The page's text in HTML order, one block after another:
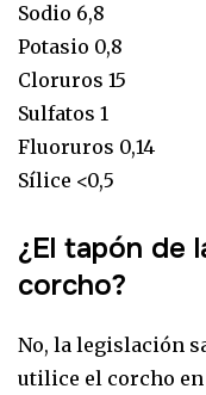
Sodio 6,8
Potasio 0,8
Cloruros 15
Sulfatos 1
Fluoruros 0,14
Sílice <0,5
¿El tapón de
corcho?
No, la legislación
utilice el corcho en